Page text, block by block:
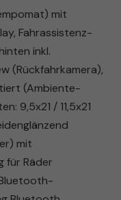
mit
Fahrassistenz-
inkl.
(Rückfahrkamera),
(Ambiente-
9,5x21 / 11,5x21
mit
für Räder